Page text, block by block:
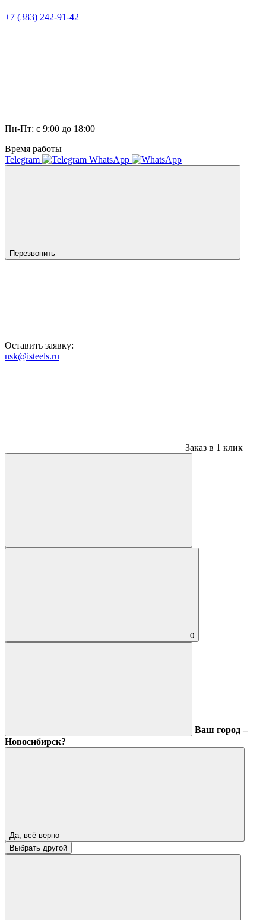
+7 (383) 242-91-42
Пн-Пт: с 9:00 до 18:00
Время работы
Telegram
WhatsApp
Перезвонить
Оставить заявку:
nsk@isteels.ru
Заказ в 1 клик
0
Ваш город –
Новосибирск?
Да, всё верно
Выбрать другой